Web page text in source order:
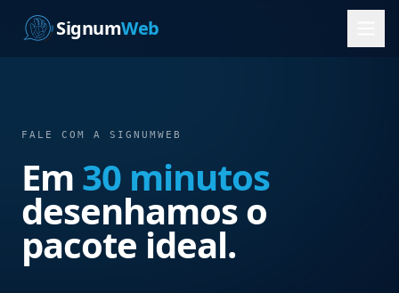
SignumWeb
FALE COM A SIGNUMWEB
Em 30 minutos
desenhamos o
pacote ideal.